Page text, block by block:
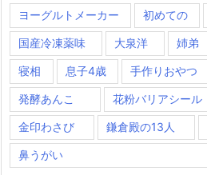
ヨーグルトメーカー 初めての
国産冷凍薬味 大泉洋 姉弟
寝相 息子4歳 手作りおやつ
発酵あんこ 花粉バリアシール
金印わさび 鎌倉殿の13人
鼻うがい